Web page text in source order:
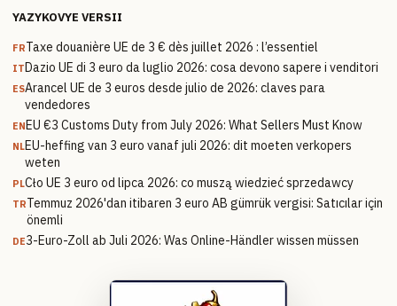
YAZYKOVYE VERSII
FRTaxe douanière UE de 3 € dès juillet 2026 : l’essentiel
ITDazio UE di 3 euro da luglio 2026: cosa devono sapere i venditori
ESArancel UE de 3 euros desde julio de 2026: claves para
vendedores
ENEU €3 Customs Duty from July 2026: What Sellers Must Know
NLEU-heffing van 3 euro vanaf juli 2026: dit moeten verkopers
weten
PLCło UE 3 euro od lipca 2026: co muszą wiedzieć sprzedawcy
TRTemmuz 2026'dan itibaren 3 euro AB gümrük vergisi: Satıcılar için
önemli
DE3-Euro-Zoll ab Juli 2026: Was Online-Händler wissen müssen